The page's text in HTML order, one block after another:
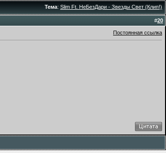
Тема: Slim Ft. НеБезДари - Звезды Свет (Клип!)
#20
Постоянная ссылка